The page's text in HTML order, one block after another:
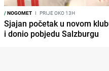
/NOGOMET I PRIJE OKO 13H
Sjajan početak u novom
i donio pobjedu Salzburgu